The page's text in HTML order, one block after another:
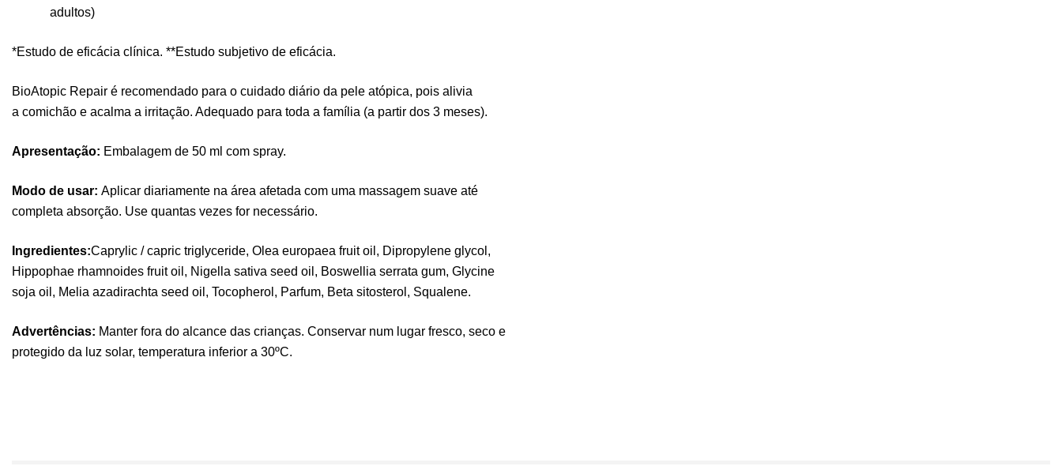
adultos)
*Estudo de eficácia clínica. **Estudo subjetivo de eficácia.
BioAtopic Repair é recomendado para o cuidado diário da pele atópica, pois alivia
a comichão e acalma a irritação. Adequado para toda a família (a partir dos 3 meses).
Apresentação: Embalagem de 50 ml com spray.
Modo de usar: Aplicar diariamente na área afetada com uma massagem suave até
completa absorção. Use quantas vezes for necessário.
Ingredientes:Caprylic / capric triglyceride, Olea europaea fruit oil, Dipropylene glycol,
Hippophae rhamnoides fruit oil, Nigella sativa seed oil, Boswellia serrata gum, Glycine
soja oil, Melia azadirachta seed oil, Tocopherol, Parfum, Beta sitosterol, Squalene.
Advertências: Manter fora do alcance das crianças. Conservar num lugar fresco, seco e
protegido da luz solar, temperatura inferior a 30ºC.